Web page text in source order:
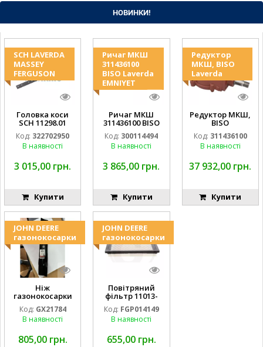
НОВИНКИ!
SCH LAVERDA
MASSEY
FERGUSON
Головка коси
SCH 11298.01
LA322702950
D28274011
EMNIYET
Код: 322702950
В наявності
3 015,00 грн.
Купити
Ричаг МКШ
311436100
BISO Laverda
EMNIYET
Ричаг МКШ
311436100 BISO
Laverda
EMNIYET
Код: 300114494
В наявності
3 865,00 грн.
Купити
Редуктор
МКШ, BISO
Laverda
Редуктор МКШ,
BISO
LA311436100AG
19AP012974
Laverda
Код: 311436100
В наявності
37 932,00 грн.
Купити
JOHN DEERE
газонокосарки
Ніж
газонокосарки
432мм GX21784
X3 (к-т) GY20852
AM137757
Код: GX21784
В наявності
805,00 грн.
JOHN DEERE
газонокосарки
Повітряний
фільтр 11013-
7017 5354145-55
MIU10998
FGP014149
Код: FGP014149
В наявності
655,00 грн.